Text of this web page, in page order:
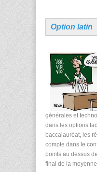
Option latin
générales et
dans les options
baccalauréat, les
compte dans le
points au dessus
final de la